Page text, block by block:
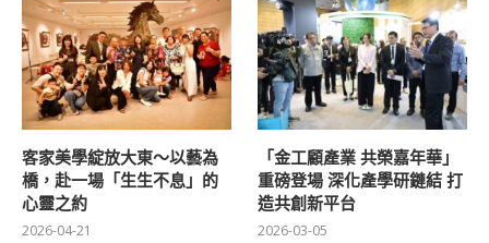
客家美學綻放大東～以藝為
橋，赴一場「生生不息」的
心靈之約
2026-04-21
「金工顧產業 共榮嘉年華」
重磅登場 深化產學研鏈結 打
造共創新平台
2026-03-05